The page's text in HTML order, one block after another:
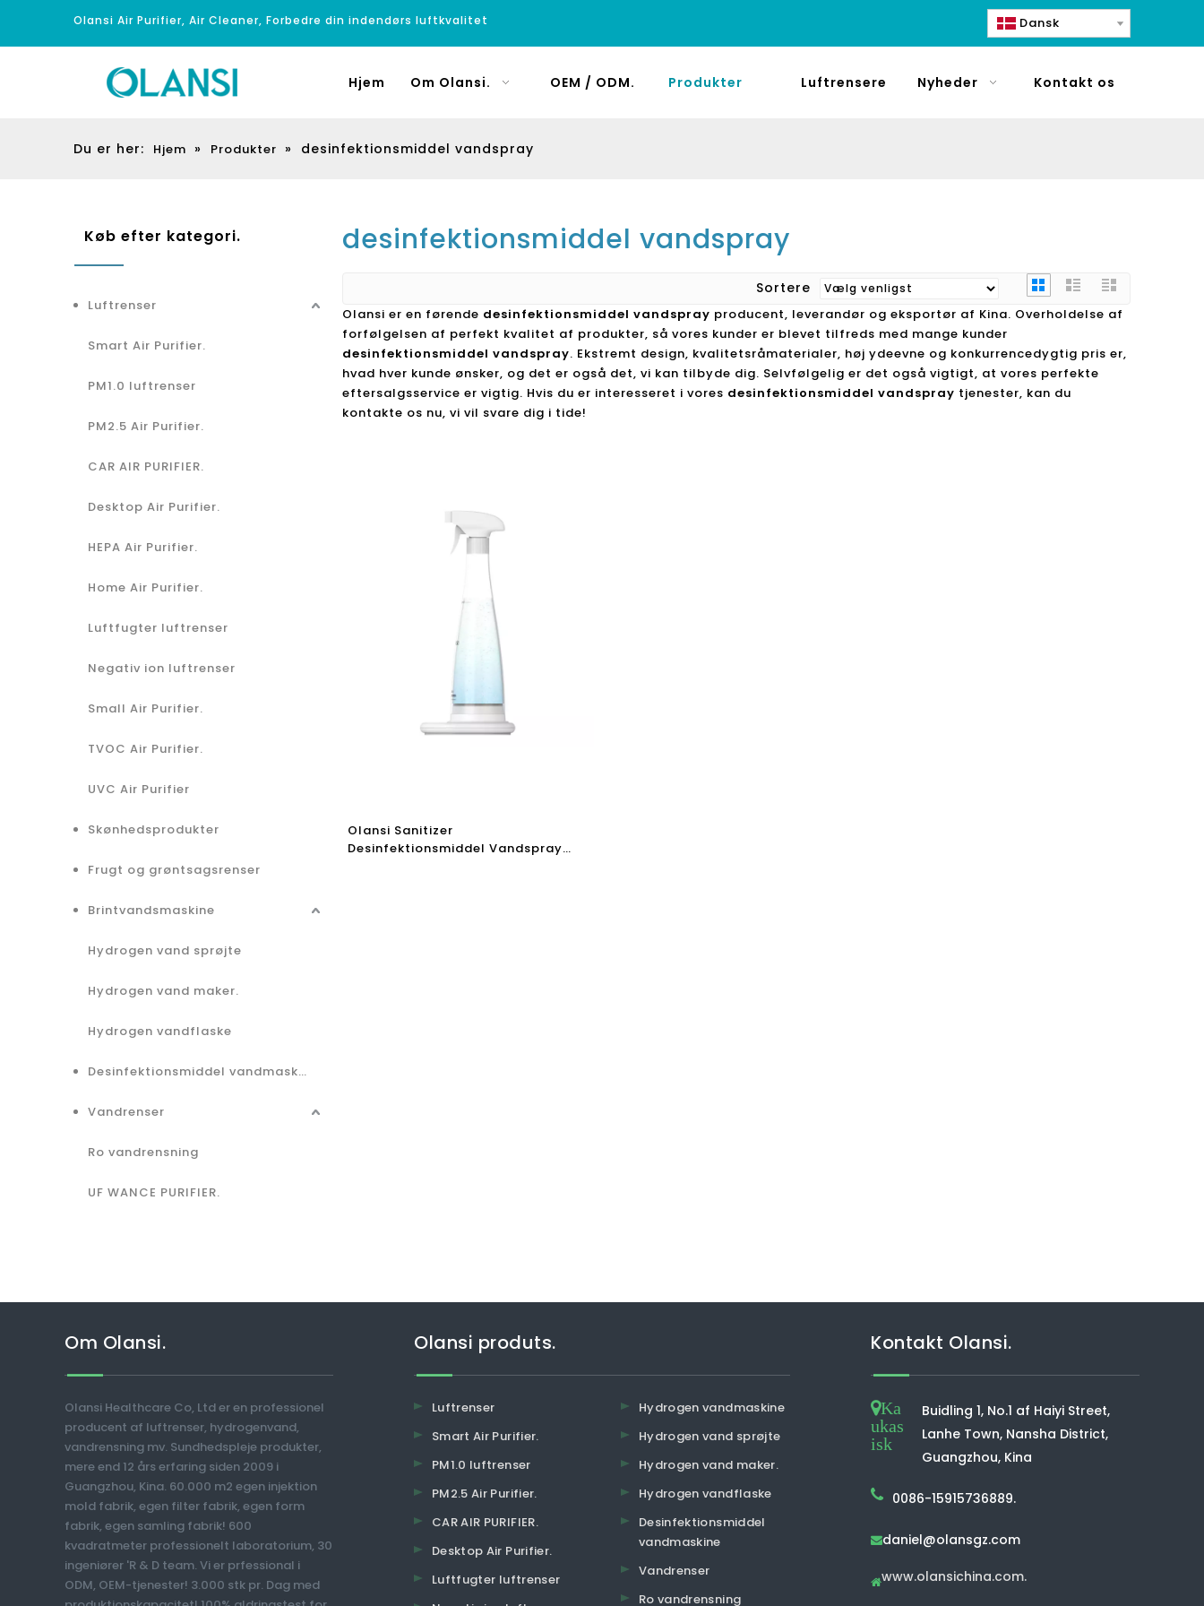
Olansi Air Purifier, Air Cleaner, Forbedre din indendørs luftkvalitet Dansk
Hjem Om Olansi. OEM / ODM. Produkter Luftrensere Nyheder Kontakt os
Du er her: Hjem » Produkter » desinfektionsmiddel vandspray
Køb efter kategori.
Luftrenser
Smart Air Purifier.
PM1.0 luftrenser
PM2.5 Air Purifier.
CAR AIR PURIFIER.
Desktop Air Purifier.
HEPA Air Purifier.
Home Air Purifier.
Luftfugter luftrenser
Negativ ion luftrenser
Small Air Purifier.
TVOC Air Purifier.
UVC Air Purifier
Skønhedsprodukter
Frugt og grøntsagsrenser
Brintvandsmaskine
Hydrogen vand sprøjte
Hydrogen vand maker.
Hydrogen vandflaske
Desinfektionsmiddel vandmaskine
Vandrenser
Ro vandrensning
UF WANCE PURIFIER.
desinfektionsmiddel vandspray
Sortere
Olansi er en førende desinfektionsmiddel vandspray producent, leverandør og eksportør af Kina. Overholdelse af
forfølgelsen af ​​perfekt kvalitet af produkter, så vores kunder er blevet tilfreds med mange kunder
desinfektionsmiddel vandspray. Ekstremt design, kvalitetsråmaterialer, høj ydeevne og konkurrencedygtig pris er,
hvad hver kunde ønsker, og det er også det, vi kan tilbyde dig. Selvfølgelig er det også vigtigt, at vores perfekte
eftersalgsservice er vigtig. Hvis du er interesseret i vores desinfektionsmiddel vandspray tjenester, kan du
kontakte os nu, vi vil svare dig i tide!
Olansi Sanitizer
Desinfektionsmiddel Vandspray
Om Olansi.
Olansi Healthcare Co, Ltd er en professionel
producent af luftrenser, hydrogenvand,
vandrensning mv. Sundhedspleje produkter,
mere end 12 års erfaring siden 2009 i
Guangzhou, Kina. 60.000 m2 egen injektion
mold fabrik, egen filter fabrik, egen form
fabrik, egen samling fabrik! 600
kvadratmeter professionelt laboratorium, 30
ingeniører 'R & D team. Vi er prfessional i
ODM, OEM-tjenester! 3.000 stk pr. Dag med
Olansi produts.
Luftrenser
Smart Air Purifier.
PM1.0 luftrenser
PM2.5 Air Purifier.
CAR AIR PURIFIER.
Desktop Air Purifier.
Luftfugter luftrenser
Hydrogen vandmaskine
Hydrogen vand sprøjte
Hydrogen vand maker.
Hydrogen vandflaske
Desinfektionsmiddel
vandmaskine
Vandrenser
Ro vandrensning
Kontakt Olansi.
Ka
ukas
isk
Buidling 1, No.1 af Haiyi Street,
Lanhe Town, Nansha District,
Guangzhou, Kina
0086-15915736889.
daniel@olansgz.com
www.olansichina.com.